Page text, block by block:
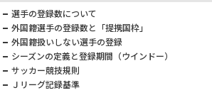
選手の登録数について
外国籍選手の登録数と「提携国枠」
外国籍扱いしない選手の登録
シーズンの定義と登録期間（ウインドー）
サッカー競技規則
Ｊリーグ記録基準